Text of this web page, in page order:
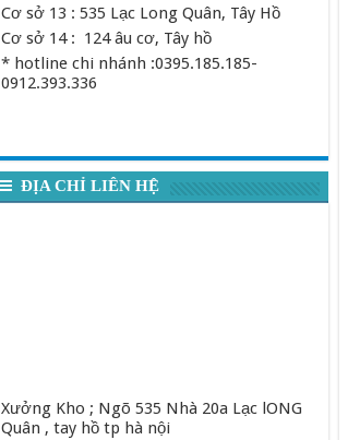
Cơ sở 13 : 535 Lạc Long Quân, Tây Hồ
Cơ sở 14 : 124 âu cơ, Tây hồ
* hotline chi nhánh :0395.185.185-
0912.393.336
ĐỊA CHỈ LIÊN HỆ
Xưởng Kho ; Ngõ 535 Nhà 20a Lạc lONG
Quân , tay hồ tp hà nội